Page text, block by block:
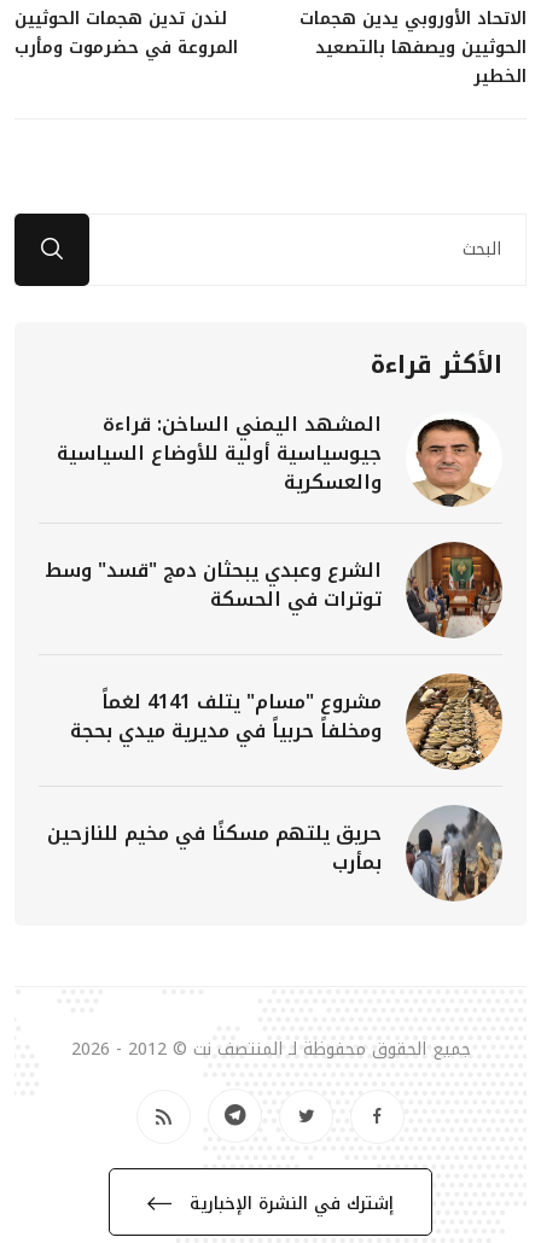
الاتحاد الأوروبي يدين هجمات
الحوثيين ويصفها بالتصعيد
الخطير
لندن تدين هجمات الحوثيين
المروعة في حضرموت ومأرب
الأكثر قراءة
المشهد اليمني الساخن: قراءة
جيوسياسية أولية للأوضاع السياسية
والعسكرية
الشرع وعبدي يبحثان دمج "قسد" وسط
توترات في الحسكة
مشروع "مسام" يتلف 4141 لغماً
ومخلفاً حربياً في مديرية ميدي بحجة
حريق يلتهم مسكنًا في مخيم للنازحين
بمأرب
جميع الحقوق محفوظة لـ المنتصف نت © 2012 - 2026
إشترك في النشرة الإخبارية